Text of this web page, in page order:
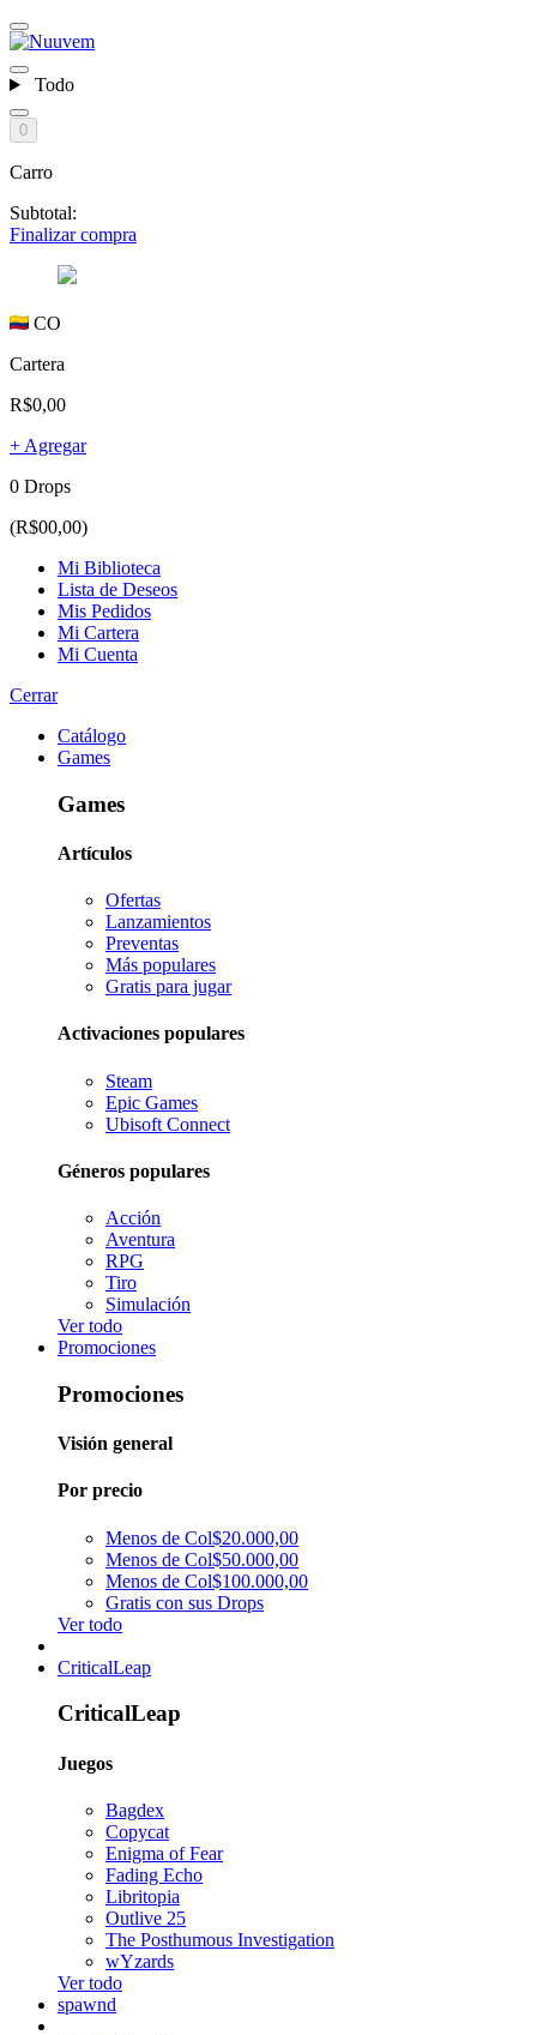
Todo
0
Carro
Subtotal:
Finalizar compra
CO
Cartera
R$0,00
+ Agregar
0 Drops
(R$00,00)
Mi Biblioteca
Lista de Deseos
Mis Pedidos
Mi Cartera
Mi Cuenta
Cerrar
Catálogo
Games
Games
Artículos
Ofertas
Lanzamientos
Preventas
Más populares
Gratis para jugar
Activaciones populares
Steam
Epic Games
Ubisoft Connect
Géneros populares
Acción
Aventura
RPG
Tiro
Simulación
Ver todo
Promociones
Promociones
Visión general
Por precio
Menos de Col$20.000,00
Menos de Col$50.000,00
Menos de Col$100.000,00
Gratis con sus Drops
Ver todo
CriticalLeap
CriticalLeap
Juegos
Bagdex
Copycat
Enigma of Fear
Fading Echo
Libritopia
Outlive 25
The Posthumous Investigation
wYzards
Ver todo
spawnd